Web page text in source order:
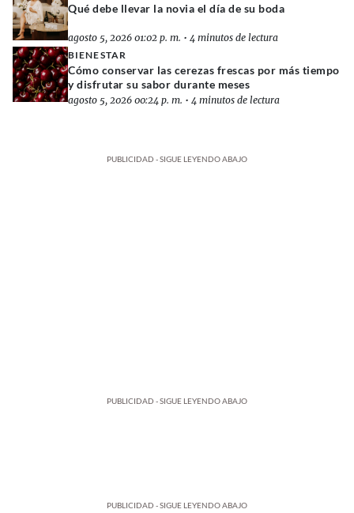
Qué debe llevar la novia el día de su boda
agosto 5, 2026 01:02 p. m. • 4 minutos de lectura
BIENESTAR
Cómo conservar las cerezas frescas por más tiempo
y disfrutar su sabor durante meses
agosto 5, 2026 00:24 p. m. • 4 minutos de lectura
PUBLICIDAD - SIGUE LEYENDO ABAJO
PUBLICIDAD - SIGUE LEYENDO ABAJO
PUBLICIDAD - SIGUE LEYENDO ABAJO